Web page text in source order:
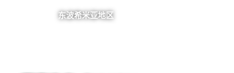
东波希米亚地区